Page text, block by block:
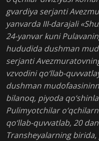
gvardiya serjanti
yanvarda III-darajali
24-yanvar kuni
hududida dushman
serjanti
vzvodini qo‘llab-
dushman
bilanoq, piyoda
Pulimyotchilar
qo‘llab-quvvatlab, 20
Transheyalarning